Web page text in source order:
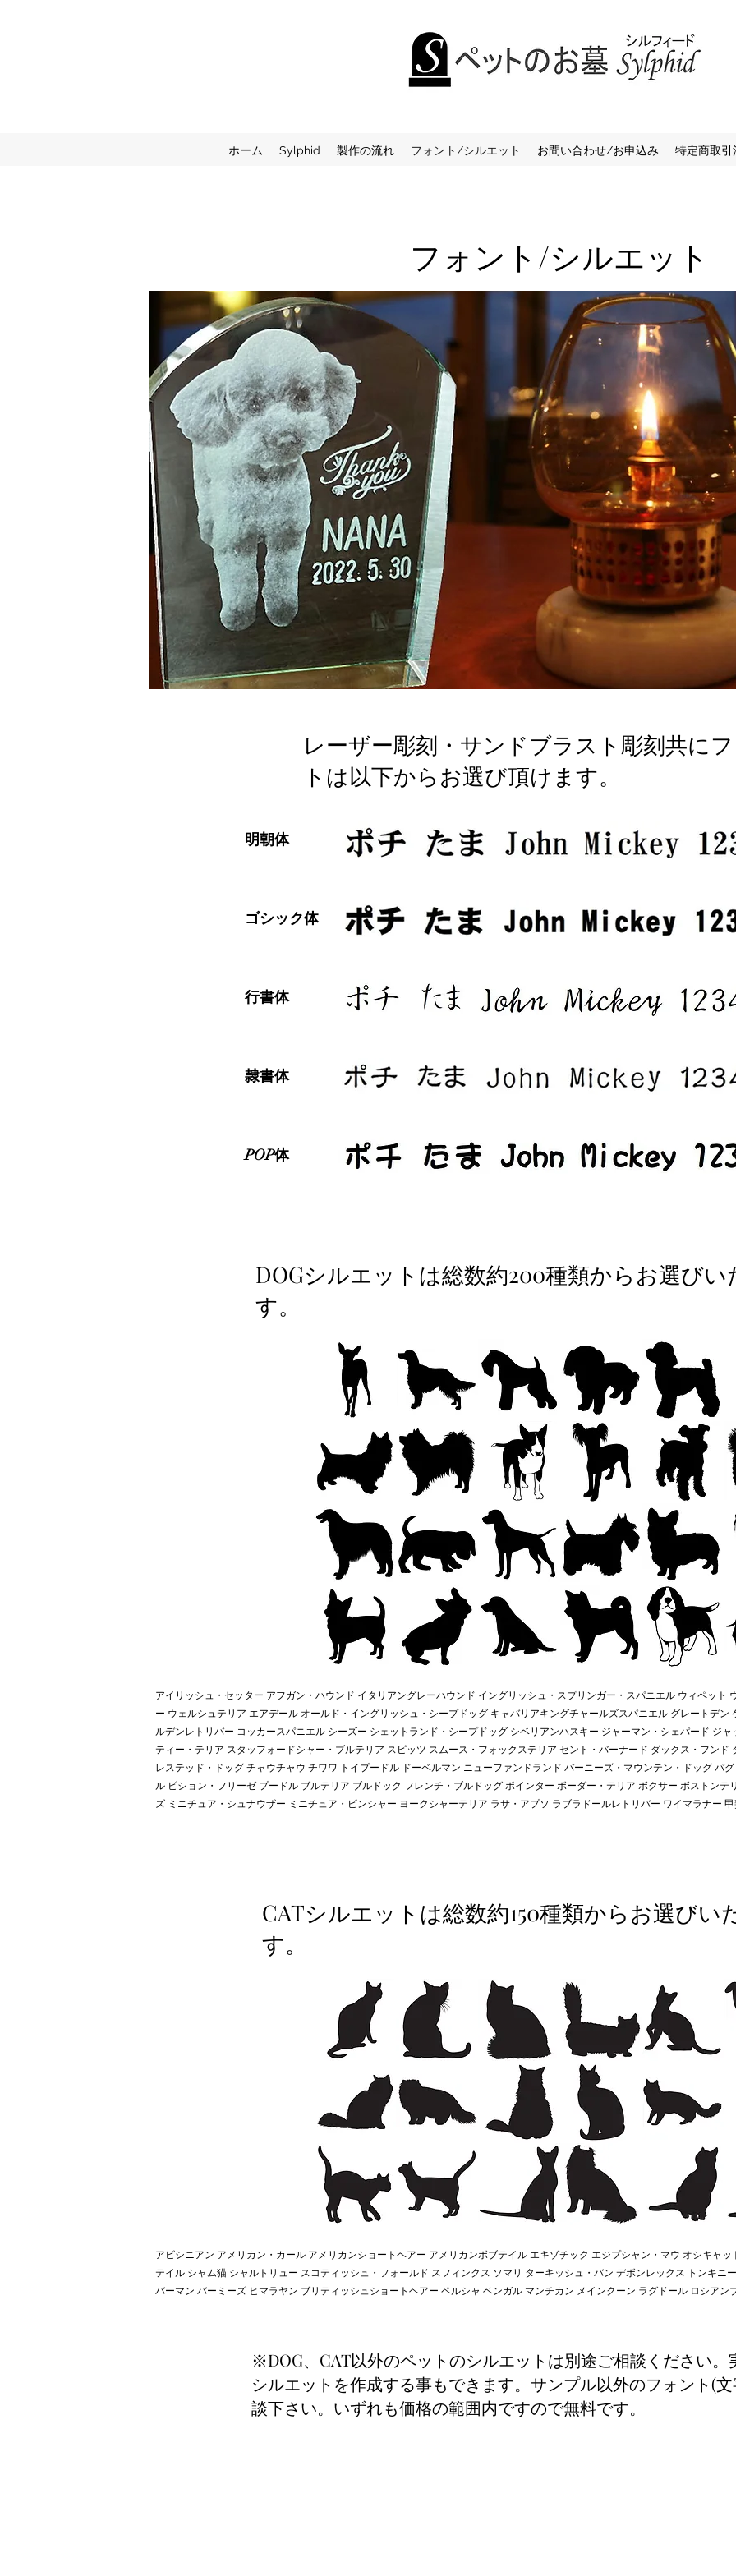
ホーム Sylphid 製作の流れ フォント/シルエット お問い合わせ/お申込み 特定商取引
フォント/シルエット
レーザー彫刻・サンドブラスト彫刻共に
トは以下からお選び頂けます。
明朝体
ゴシック体
行書体
隷書体
POP体
DOGシルエットは総数約200種類からお選び
す。
アイリッシュ・セッター アフガン・ハウンド イタリアングレーハウンド イングリッシュ・スプリンガー・スパニエル ウィペット
ー ウェルシュテリア エアデール オールド・イングリッシュ・シープドッグ キャバリアキングチャールズスパニエル グレートデ
ルデンレトリバー コッカースパニエル シーズー シェットランド・シープドッグ シベリアンハスキー ジャーマン・シェパード ジ
ティー・テリア スタッフォードシャー・ブルテリア スピッツ スムース・フォックステリア セント・バーナード ダックス・フン
レステッド・ドッグ チャウチャウ チワワ トイプードル ドーベルマン ニューファンドランド バーニーズ・マウンテン・ドッグ パ
ル ビション・フリーゼ プードル ブルテリア ブルドック フレンチ・ブルドッグ ポインター ボーダー・テリア ボクサー ボストン
ズ ミニチュア・シュナウザー ミニチュア・ピンシャー ヨークシャーテリア ラサ・アプソ ラブラドールレトリバー ワイマラナー
CATシルエットは総数約150種類からお選びい
す。
アビシニアン アメリカン・カール アメリカンショートヘアー アメリカンボブテイル エキゾチック エジプシャン・マウ オシキャ
テイル シャム猫 シャルトリュー スコティッシュ・フォールド スフィンクス ソマリ ターキッシュ・バン デボンレックス トンキニ
バーマン バーミーズ ヒマラヤン ブリティッシュショートヘアー ペルシャ ベンガル マンチカン メインクーン ラグドール ロシアン
※DOG、CAT以外のペットのシルエットは別途ご相談ください。
シルエットを作成する事もできます。サンプル以外のフォント(
談下さい。いずれも価格の範囲内ですので無料です。